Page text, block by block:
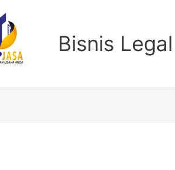
Bisnis Legal